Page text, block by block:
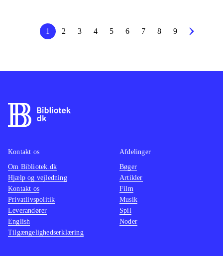
1 2 3 4 5 6 7 8 9
Kontakt os
Om Bibliotek.dk
Hjælp og vejledning
Kontakt os
Privatlivspolitik
Leverandører
English
Tilgængelighedserklæring
Afdelinger
Bøger
Artikler
Film
Musik
Spil
Noder